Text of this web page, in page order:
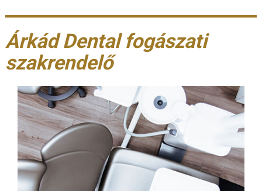
Árkád Dental fogászati
szakrendelő